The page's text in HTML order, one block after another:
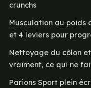
crunchs
Musculation au poids
et 4 leviers pour
Nettoyage du côlon
vraiment, ce qui ne
Parions Sport plein